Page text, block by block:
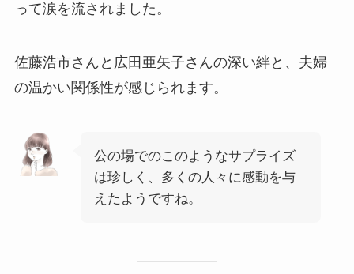
って涙を流されました。​
佐藤浩市さんと広田亜矢子さんの深い絆と、夫婦
の温かい関係性が感じられます。​
公の場でのこのようなサプライズ
は珍しく、多くの人々に感動を与
えたようですね。